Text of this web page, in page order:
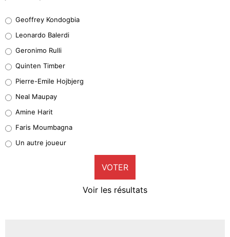
38%
32%
4%
1%
9%
Geoffrey Kondogbia
Leonardo Balerdi
Geronimo Rulli
Quinten Timber
Pierre-Emile Hojbjerg
Neal Maupay
Amine Harit
Faris Moumbagna
Un autre joueur
VOTER
Voir les résultats